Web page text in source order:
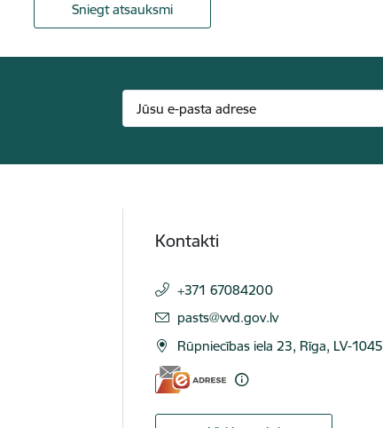
Sniegt atsauksmi
Kontakti
+371 67084200
E-pasts:
pasts@vvd.gov.lv
Rūpniecības iela 23, Rīga, LV-1045